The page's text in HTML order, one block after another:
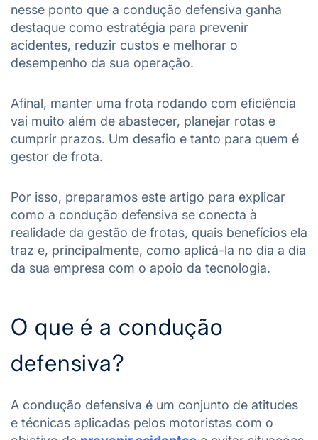
nesse ponto que a condução defensiva ganha
destaque como estratégia para prevenir
acidentes, reduzir custos e melhorar o
desempenho da sua operação.
Afinal, manter uma frota rodando com eficiência
vai muito além de abastecer, planejar rotas e
cumprir prazos. Um desafio e tanto para quem é
gestor de frota.
Por isso, preparamos este artigo para explicar
como a condução defensiva se conecta à
realidade da gestão de frotas, quais benefícios ela
traz e, principalmente, como aplicá-la no dia a dia
da sua empresa com o apoio da tecnologia.
O que é a condução
defensiva?
A condução defensiva é um conjunto de atitudes
e técnicas aplicadas pelos motoristas com o